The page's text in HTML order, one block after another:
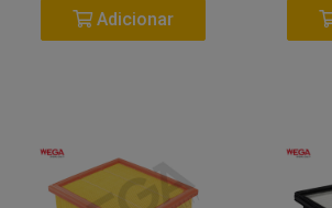
Adicionar